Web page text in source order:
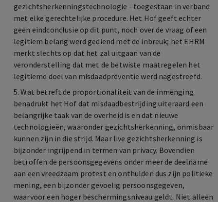
gezichtsherkenningstechnologie - toegestaan in verband
met elke gerechtelijke procedure. Het Hof geeft echter
geen eindconclusie op dit punt, noch over de vraag of een
legitiem belang werd gediend met de inbreuk; het EHRM
merkt slechts op dat het zal uitgaan van de
veronderstelling dat met de betwiste maatregelen het
legitieme doel van misdaadpreventie werd nagestreefd.
5. Wat betreft de proportionaliteit van de inmenging
benadrukt het Hof dat misdaadbestrijding uiteraard een
belangrijke taak van de overheid is en dat nieuwe
technologieën, waaronder gezichtsherkenning, onmisbaar
kunnen zijn in die strijd. Maar live gezichtsherkenning is
bijzonder ingrijpend in termen van privacy. Bovendien
betroffen de persoonsgegevens onder meer de deelname
aan een vreedzaam protest en onthulden dus zijn politieke
mening, een bijzonder gevoelig persoonsgegeven,
waarvoor een hoger beschermingsniveau geldt. Niet alleen